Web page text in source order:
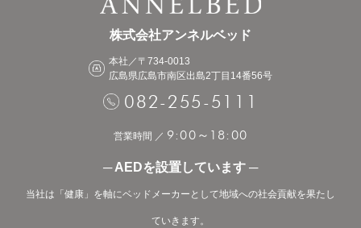
株式会社アンネルベッド
本社／〒734-0013
広島県広島市南区出島2丁目14番56号
082-255-5111
営業時間 ／ 9:00 ～ 18:00
─ AEDを設置しています ─
当社は「健康」を軸にベッドメーカーとして地域への社会貢献を果たし
ていきます。